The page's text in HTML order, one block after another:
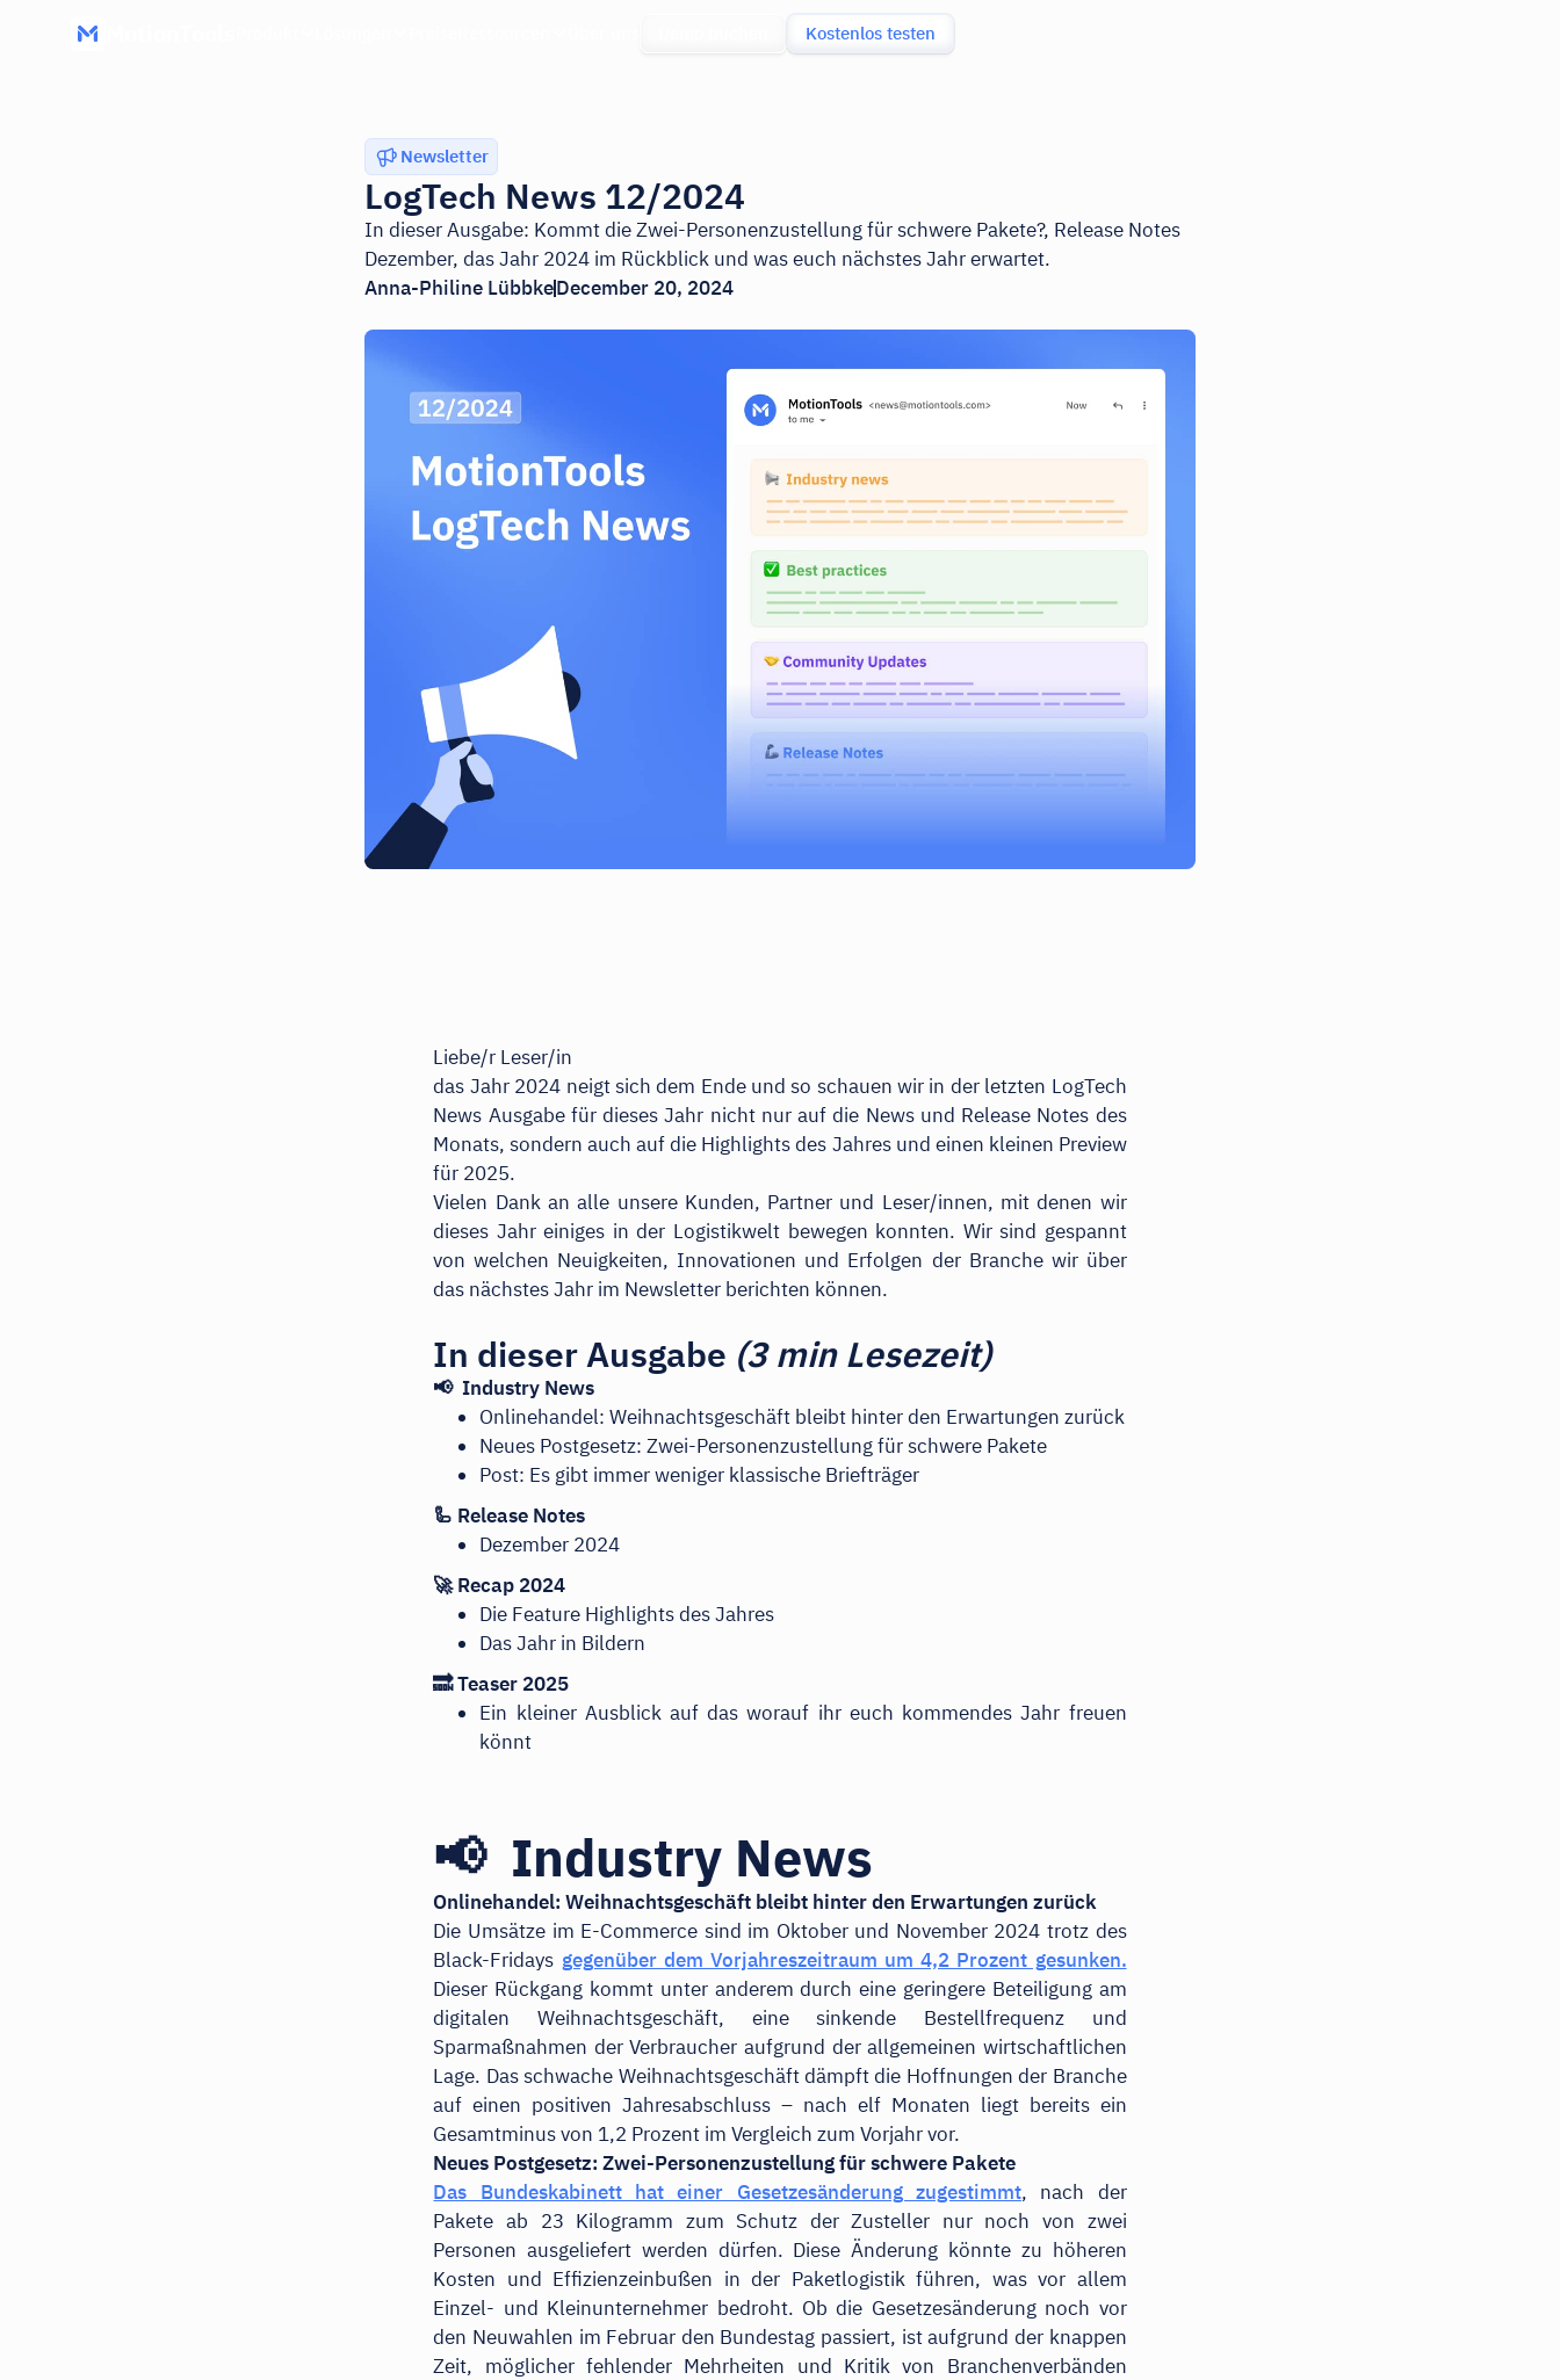
Kostenlos testen
Newsletter
LogTech News 12/2024
In dieser Ausgabe: Kommt die Zwei-Personenzustellung für schwere Pakete?, Release Notes
Dezember, das Jahr 2024 im Rückblick und was euch nächstes Jahr erwartet.
Anna-Philine LübbkeDecember 20, 2024
Liebe/r Leser/in
das Jahr 2024 neigt sich dem Ende und so schauen wir in der letzten LogTech
News Ausgabe für dieses Jahr nicht nur auf die News und Release Notes des
Monats, sondern auch auf die Highlights des Jahres und einen kleinen Preview
für 2025.
Vielen Dank an alle unsere Kunden, Partner und Leser/innen, mit denen wir
dieses Jahr einiges in der Logistikwelt bewegen konnten. Wir sind gespannt
von welchen Neuigkeiten, Innovationen und Erfolgen der Branche wir über
das nächstes Jahr im Newsletter berichten können.
In dieser Ausgabe (3 min Lesezeit)
📢 Industry News
Onlinehandel: Weihnachtsgeschäft bleibt hinter den Erwartungen zurück
Neues Postgesetz: Zwei-Personenzustellung für schwere Pakete
Post: Es gibt immer weniger klassische Briefträger
🦾 Release Notes
Dezember 2024
🚀 Recap 2024
Die Feature Highlights des Jahres
Das Jahr in Bildern
🔜 Teaser 2025
Ein kleiner Ausblick auf das worauf ihr euch kommendes Jahr freuen
könnt
📢 Industry News
Onlinehandel: Weihnachtsgeschäft bleibt hinter den Erwartungen zurück
Die Umsätze im E-Commerce sind im Oktober und November 2024 trotz des
Black-Fridays gegenüber dem Vorjahreszeitraum um 4,2 Prozent gesunken.
Dieser Rückgang kommt unter anderem durch eine geringere Beteiligung am
digitalen Weihnachtsgeschäft, eine sinkende Bestellfrequenz und
Sparmaßnahmen der Verbraucher aufgrund der allgemeinen wirtschaftlichen
Lage. Das schwache Weihnachtsgeschäft dämpft die Hoffnungen der Branche
auf einen positiven Jahresabschluss – nach elf Monaten liegt bereits ein
Gesamtminus von 1,2 Prozent im Vergleich zum Vorjahr vor.
Neues Postgesetz: Zwei-Personenzustellung für schwere Pakete
Das Bundeskabinett hat einer Gesetzesänderung zugestimmt, nach der
Pakete ab 23 Kilogramm zum Schutz der Zusteller nur noch von zwei
Personen ausgeliefert werden dürfen. Diese Änderung könnte zu höheren
Kosten und Effizienzeinbußen in der Paketlogistik führen, was vor allem
Einzel- und Kleinunternehmer bedroht. Ob die Gesetzesänderung noch vor
den Neuwahlen im Februar den Bundestag passiert, ist aufgrund der knappen
Zeit, möglicher fehlender Mehrheiten und Kritik von Branchenverbänden